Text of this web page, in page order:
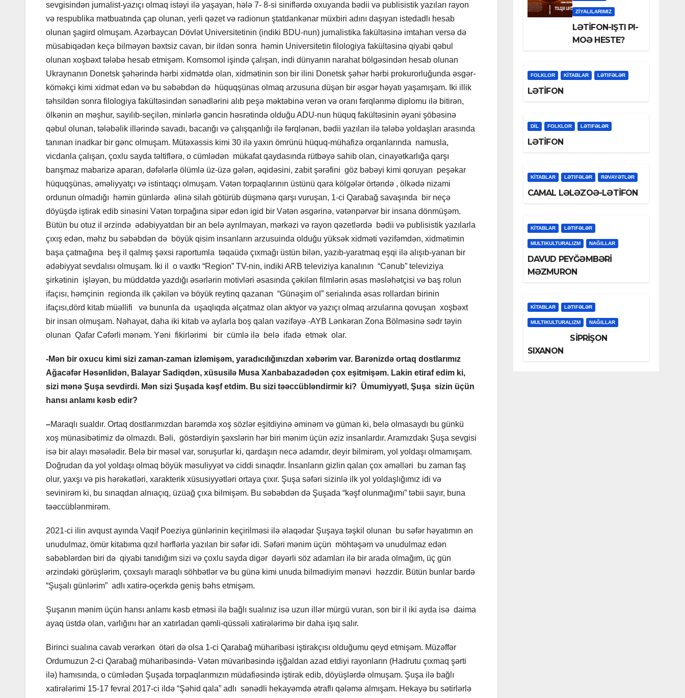
sevgisindən jurnalist-yazıçı olmaq istəyi ilə yaşayan, hələ 7- 8-si siniflərdə oxuyanda bədii və publisistik yazıları rayon
və respublika mətbuatında çap olunan, yerli qəzet və radionun ştatdankənar müxbiri adını daşıyan istedadlı hesab
olunan şagird olmuşam. Azərbaycan Dövlət Universitetinin (indiki BDU-nun) jurnalistika fakültəsinə imtahan versə də
müsabiqədən keçə bilməyən bəxtsiz cavan, bir ildən sonra həmin Universitetin filologiya fakültəsinə qiyabi qəbul
olunan xoşbəxt tələbə hesab etmişəm. Komsomol işində çalışan, indi dünyanın narahat bölgəsindən hesab olunan
Ukraynanın Donetsk şəhərində hərbi xidmətdə olan, xidmətinin son bir ilini Donetsk şəhər hərbi prokurorluğunda əsgər-
köməkçi kimi xidmət edən və bu səbəbdən də hüquqşünas olmaq arzusuna düşən bir əsgər həyatı yaşamışam. Iki illik
təhsildən sonra filologiya fakültəsindən sənədlərini alıb peşə məktəbinə verən və oranı fərqlənmə diplomu ilə bitirən,
ölkənin ən məşhur, sayılıb-seçilən, minlərlə gəncin həsrətində olduğu ADU-nun hüquq fakültəsinin əyani şöbəsinə
qəbul olunan, tələbəlik illərində savadı, bacarığı və çalışqanlığı ilə fərqlənən, bədii yazıları ilə tələbə yoldaşları arasında
tanınan inadkar bir gənc olmuşam. Mütəxəssis kimi 30 ilə yaxın ömrünü hüquq-mühafizə orqanlarında namusla,
vicdanla çalışan, çoxlu sayda təltiflərə, o cümlədən mükafat qaydasında rütbəyə sahib olan, cinayətkarlığa qarşı
barışmaz mabarizə aparan, dəfələrlə ölümlə üz-üzə gələn, əqidəsini, zabit şərəfini göz bəbəyi kimi qoruyan peşəkar
hüquqşünas, əməliyyatçı və istintaqçı olmuşam. Vətən torpaqlarının üstünü qara kölgələr örtəndə , ölkədə nizami
ordunun olmadığı həmin günlərdə əlinə silah götürüb düşmənə qarşı vuruşan, 1-ci Qarabağ savaşında bir neçə
döyüşdə iştirak edib sinəsini Vətən torpağına sipər edən igid bir Vətən əsgərinə, vətənpərvər bir insana dönmüşəm.
Bütün bu otuz il ərzində ədəbiyyatdan bir an belə ayrılmayan, mərkəzi və rayon qəzetlərdə bədii və publisistik yazılarla
çıxış edən, məhz bu səbəbdən də böyük qisim insanların arzusuinda olduğu yüksək xidməti vəzifəmdən, xidmətimin
başa çatmağına beş il qalmış şəxsi raportumla təqaüdə çıxmağı üstün bilən, yazıb-yaratmaq eşqi ilə alışıb-yanan bir
ədəbiyyat sevdalısı olmuşam. İki il o vaxtkı “Region” TV-nin, indiki ARB televiziya kanalının “Cənub” televiziya
şirkətinin işləyən, bu müddətdə yazdığı əsərlərin motivləri əsasında çəkilən filmlərin əsas məsləhətçisi və baş rolun
ifaçısı, həmçinin regionda ilk çəkilən və böyük reytinq qazanan “Günəşim ol” serialında əsas rollardan birinin
ifaçısı,dörd kitab müəllifi və bununla da uşaqlıqda əlçatmaz olan aktyor və yazıçı olmaq arzularına qovuşan xoşbəxt
bir insan olmuşam. Nəhayət, daha iki kitab və aylarla boş qalan vəzifəyə -AYB Lənkəran Zona Bölməsinə sədr təyin
olunan Qafar Cəfərli mənəm. Yəni fikirlərimi bir cümlə ilə belə ifadə etmək olar.
-Mən bir oxucu kimi sizi zaman-zaman izləmişəm, yaradıcılığınızdan xəbərim var. Barənizdə ortaq dostlarımız
Ağacəfər Həsənlidən, Balayar Sadiqdən, xüsusilə Musa Xanbabazadədən çox eşitmişəm. Lakin etiraf edim ki,
sizi mənə Şuşa sevdirdi. Mən sizi Şuşada kəşf etdim. Bu sizi təəccübləndirmir ki? Ümumiyyətl, Şuşa sizin üçün
hansı anlamı kəsb edir?
–Maraqlı sualdır. Ortaq dostlarımızdan barəmdə xoş sözlər eşitdiyinə əminəm və güman ki, belə olmasaydı bu günkü
xoş münasibətimiz də olmazdı. Bəli, göstərdiyin şəxslərin hər biri mənim üçün əziz insanlardır. Aramızdakı Şuşa sevgisi
isə bir alayı məsələdir. Belə bir məsəl var, soruşurlar ki, qardaşın necə adamdır, deyir bilmirəm, yol yoldaşı olmamışam.
Doğrudan da yol yoldaşı olmaq böyük məsuliyyət və ciddi sınaqdır. İnsanların gizlin qalan çox əməlləri bu zaman faş
olur, yaxşı və pis hərəkətləri, xarakterik xüsusiyyətləri ortaya çıxır. Şuşa səfəri sizinlə ilk yol yoldaşlığımız idi və
sevinirəm ki, bu sınaqdan alnıaçıq, üzüağ çıxa bilmişəm. Bu səbəbdən də Şuşada “kəşf olunmağımı” təbii sayır, buna
təəccüblənmirəm.
2021-ci ilin avqust ayında Vaqif Poeziya günlərinin keçirilməsi ilə əlaqədar Şuşaya təşkil olunan bu səfər həyatımın ən
unudulmaz, ömür kitabıma qızıl hərflərlə yazılan bir səfər idi. Səfəri mənim üçün möhtəşəm və unudulmaz edən
səbəblərdən biri də qiyabi tanıdığım sizi və çoxlu sayda digər dəyərli söz adamları ilə bir arada olmağım, üç gün
ərzindəki görüşlərim, çoxsaylı maraqlı söhbətlər və bu günə kimi unuda bilmədiyim mənəvi həzzdir. Bütün bunlar bardə
“Şuşalı günlərim” adlı xatirə-oçerkdə geniş bəhs etmişəm.
Şuşanın mənim üçün hansı anlamı kəsb etməsi ilə bağlı sualınız isə uzun illər mürgü vuran, son bir il iki ayda isə daima
ayaq üstdə olan, varlığını hər an xatırladan qəmli-qüssəli xatirələrimə bir daha işıq salır.
Birinci sualına cavab verərkən ötəri də olsa 1-ci Qarabağ müharibəsi iştirakçısı olduğumu qeyd etmişəm. Müzəffər
Ordumuzun 2-ci Qarabağ müharibəsində- Vətən müvaribəsində işğaldan azad etdiyi rayonların (Hadrutu çıxmaq şərti
ilə) hamısında, o cümlədən Şuşada torpaqlarımızın müdafiəsində iştirak edib, döyüşlərdə olmuşam. Şuşa ilə bağlı
xatirələrimi 15-17 fevral 2017-ci ildə “Şəhid qala” adlı sənədli hekayəmdə ətraflı qələmə almışam. Hekayə bu sətirlərlə
ZİYALILARIMIZ
LƏTİFON-IŞTI PI-
MOƏ HESTE?
FOLKLOR KİTABLAR LƏTIFƏLƏR
LƏTİFON
DİL FOLKLOR LƏTIFƏLƏR
LƏTİFON
KİTABLAR LƏTIFƏLƏR RƏVAYƏTLƏR
CAMAL LƏLƏZOƏ-LƏTİFON
KİTABLAR LƏTIFƏLƏR
MULTIKULTURALIZM NAĞILLAR
DAVUD PEYĞƏMBƏRİ
MƏZMURON
KİTABLAR LƏTIFƏLƏR
MULTIKULTURALIZM NAĞILLAR
SİPRİŞON
SIXANON